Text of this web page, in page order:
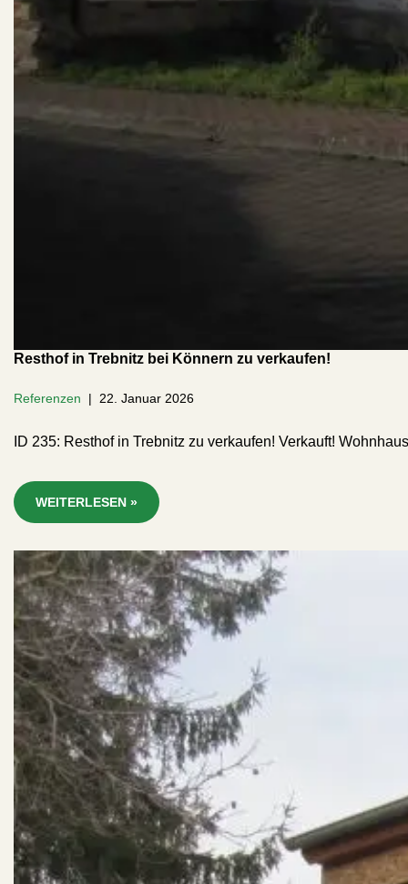
Resthof in Trebnitz bei Könnern zu verkaufen!
Referenzen 22. Januar 2026
ID 235: Resthof in Trebnitz zu verkaufen! Verkauft!
WEITERLESEN »